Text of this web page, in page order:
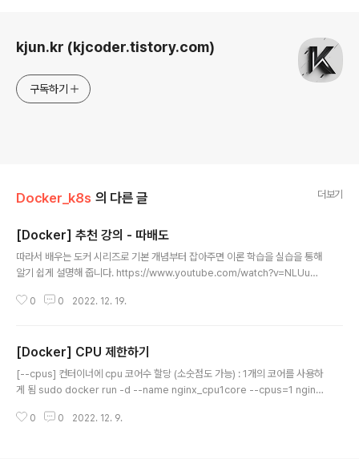
kjun.kr (kjcoder.tistory.com)
구독하기
Docker_k8s 의 다른 글 더보기
[Docker] 추천 강의 - 따배도
따라서 배우는 도커 시리즈로 기본 개념부터 잡아주면 이론 학습을 실습을 통해
알기 쉽게 설명해 줍니다. https://www.youtube.com/watch?v=NLUugL
0 0 2022. 12. 19.
[Docker] CPU 제한하기
[--cpus] 컨터이너에 cpu 코어수 할당 (소숫점도 가능) : 1개의 코어를 사용하
게 됨 sudo docker run -d --name nginx_cpu1core --cpus=1 nginx
클수록 우선순위가 높다 : 비중 높은 컨테이너가 코어 사용 비율이 높아집니다.
0 0 2022. 12. 9.